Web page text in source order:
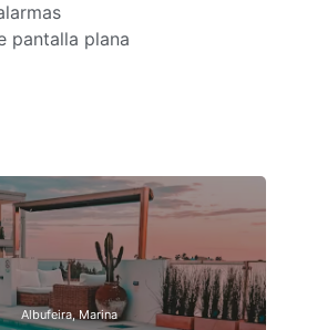
pantalla plana
Albufeira, Marina